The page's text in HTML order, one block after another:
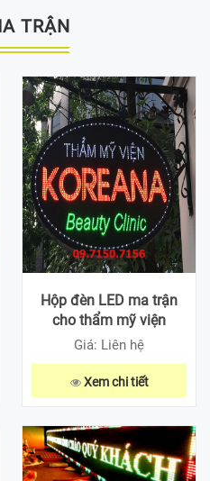
TRẬN
Hộp đèn LED ma trận
cho thẩm mỹ viện
Giá: Liên hệ
Xem chi tiết